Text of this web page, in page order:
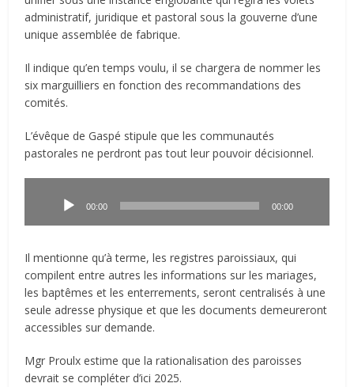
administratif, juridique et pastoral sous la gouverne d’une
unique assemblée de fabrique.
Il indique qu’en temps voulu, il se chargera de nommer les
six marguilliers en fonction des recommandations des
comités.
L’évêque de Gaspé stipule que les communautés
pastorales ne perdront pas tout leur pouvoir décisionnel.
00:00 00:00
Il mentionne qu’à terme, les registres paroissiaux, qui
compilent entre autres les informations sur les mariages,
les baptêmes et les enterrements, seront centralisés à une
seule adresse physique et que les documents demeureront
accessibles sur demande.
Mgr Proulx estime que la rationalisation des paroisses
devrait se compléter d’ici 2025.